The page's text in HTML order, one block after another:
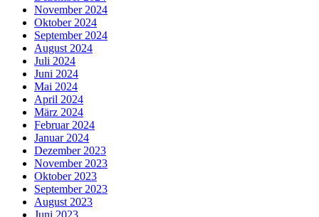
November 2024
Oktober 2024
September 2024
August 2024
Juli 2024
Juni 2024
Mai 2024
April 2024
März 2024
Februar 2024
Januar 2024
Dezember 2023
November 2023
Oktober 2023
September 2023
August 2023